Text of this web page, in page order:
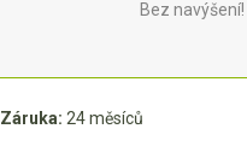
Záruka: 24 měsíců
Bez navýšení!